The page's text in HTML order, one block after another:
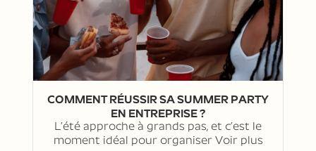
COMMENT RÉUSSIR SA SUMMER PARTY
EN ENTREPRISE ?
L’été approche à grands pas, et c’est le
moment idéal pour organiserVoir plus